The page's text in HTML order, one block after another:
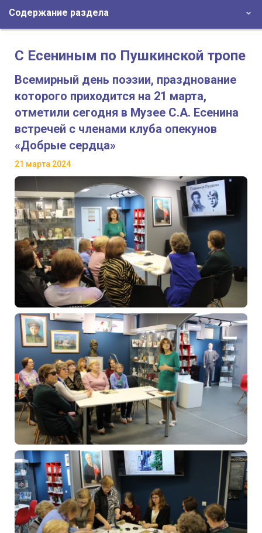
Содержание раздела
С Есениным по Пушкинской тропе
Всемирный день поэзии, празднование
которого приходится на 21 марта,
отметили сегодня в Музее С.А. Есенина
встречей с членами клуба опекунов
«Добрые сердца»
21 марта 2024